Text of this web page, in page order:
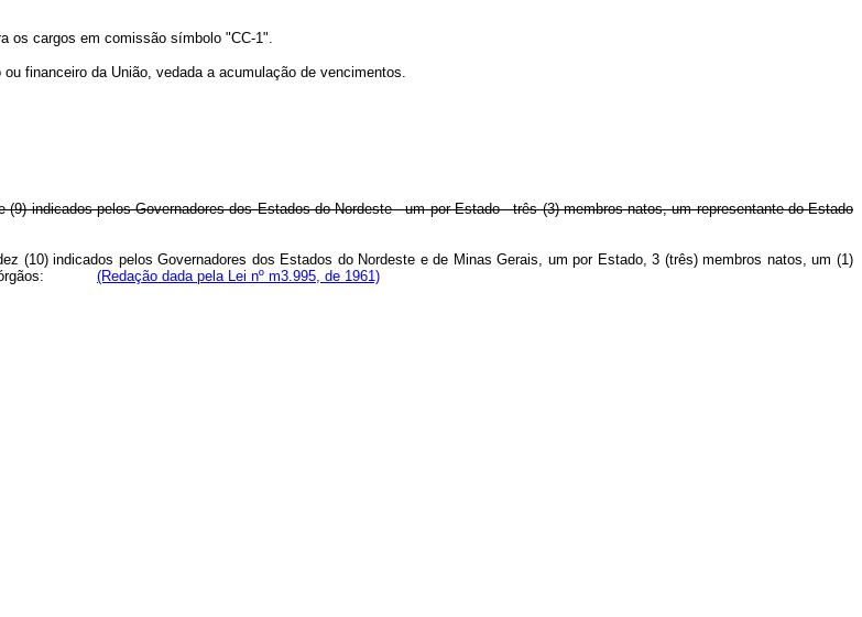
cargos em comissão símbolo "CC-1".
financeiro da União, vedada a acumulação de vencimentos.
indicados pelos Governadores dos Estados do Nordeste - um por Estado - três (3) membros natos, um representante do Estado
(10) indicados pelos Governadores dos Estados do Nordeste e de Minas Gerais, um por Estado, 3 (três) membros natos, um (1)
órgãos: (Redação dada pela Lei nº m3.995, de 1961)